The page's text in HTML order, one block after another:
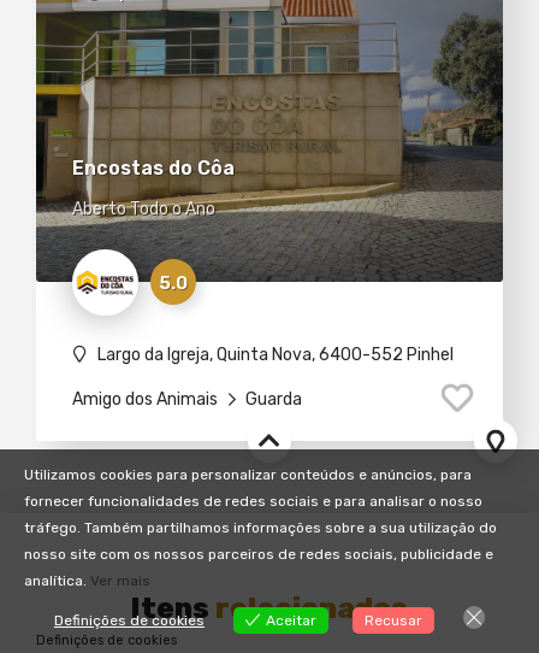
Encostas do Côa
Aberto Todo o Ano
5.0
Largo da Igreja, Quinta Nova, 6400-552 Pinhel
Amigo dos Animais Guarda
Itens relacionados
Utilizamos cookies para personalizar conteúdos e anúncios, para
fornecer funcionalidades de redes sociais e para analisar o nosso
tráfego. Também partilhamos informações sobre a sua utilização do
nosso site com os nossos parceiros de redes sociais, publicidade e
analítica. Ver mais
Definições de cookies Aceitar Recusar
Definições de cookies